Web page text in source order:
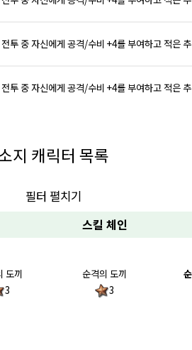
투 중 자신에게 공격/수비 +4를 부여하고 적은
투 중 자신에게 공격/수비 +4를 부여하고 적은
지 캐릭터 목록
필터 펼치기
스킬 체인
도끼
3
순격의 도끼
3